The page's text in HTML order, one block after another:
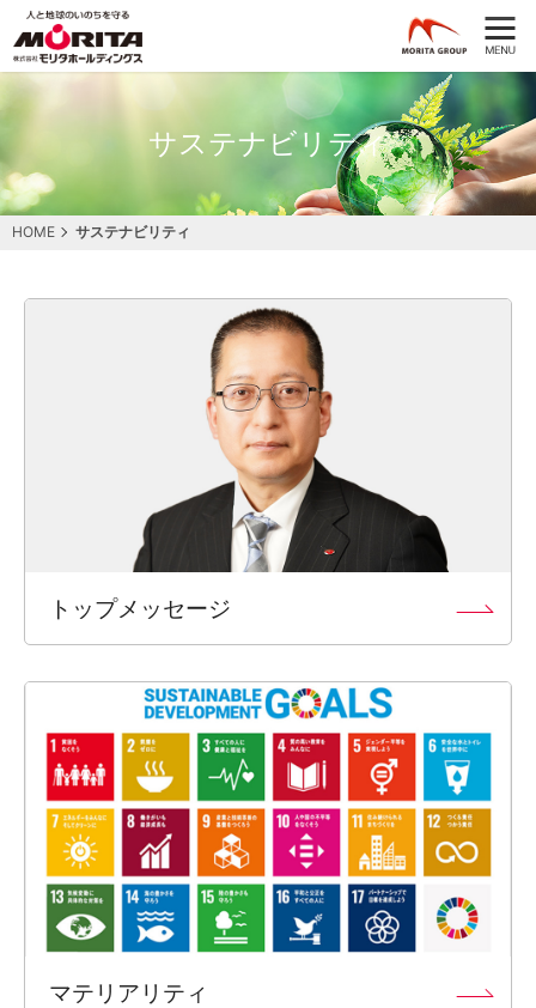
サステナビリティ
HOME サステナビリティ
トップメッセージ
マテリアリティ